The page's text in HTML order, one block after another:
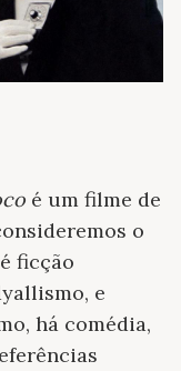
é um filme de
o
ficção
e
há comédia,